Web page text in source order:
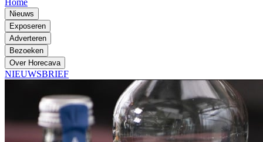
Nieuws
Exposeren
Adverteren
Bezoeken
Over Horecava
NIEUWSBRIEF